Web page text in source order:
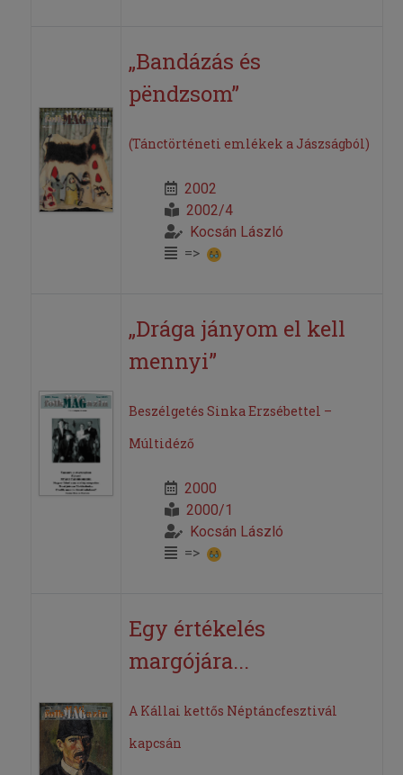
„Bandázás és
pëndzsom”
(Tánctörténeti emlékek a Jászságból)
2002
2002/4
Kocsán László
=>
„Drága jányom el kell
mennyi”
Beszélgetés Sinka Erzsébettel –
Múltidéző
2000
2000/1
Kocsán László
=>
Egy értékelés
margójára...
A Kállai kettős Néptáncfesztivál
kapcsán